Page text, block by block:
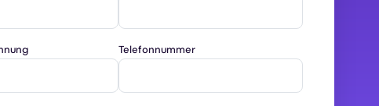
Telefonnummer